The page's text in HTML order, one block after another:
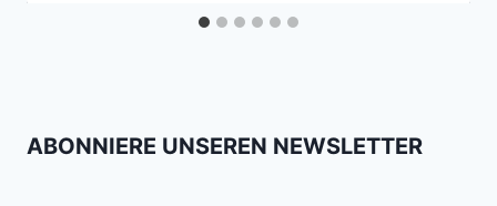
ABONNIERE UNSEREN NEWSLETTER